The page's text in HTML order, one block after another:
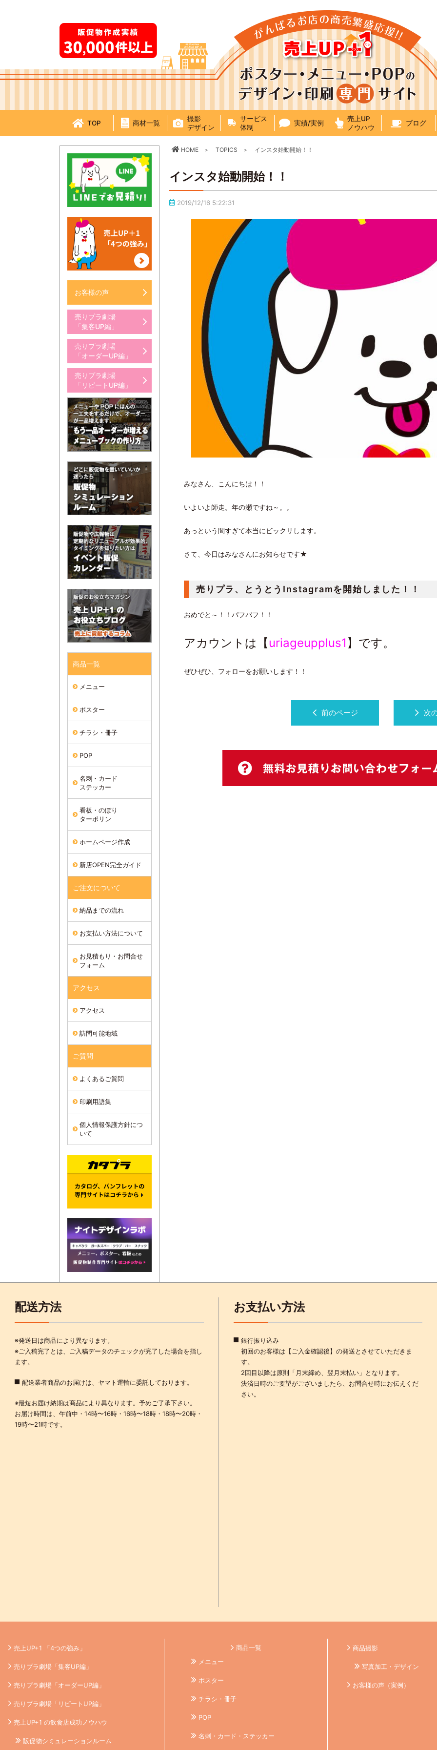
TOP 商材一覧
撮影
デザイン
サービス
体制
実績/実例
売上UP
ノウハウ
ブログ
HOME TOPICS インスタ始動開始！！
インスタ始動開始！！
2019/12/16 5:22:31
みなさん、こんにちは！！
いよいよ師走。年の瀬ですね～。。
あっという間すぎて本当にビックリします。
さて、今日はみなさんにお知らせです★
売りプラ、とうとうInstagramを開始しました！！
おめでと～！！パフパフ！！
アカウントは【uriageupplus1 】です。
ぜひぜひ、フォローをお願いします！！
前のページ 次
お客様の声
売りプラ劇場
「集客UP編」
売りプラ劇場
「オーダーUP編」
売りプラ劇場
「リピートUP編」
商品一覧
メニュー
ポスター
チラシ・冊子
POP
名刺・カード
ステッカー
看板・のぼり
ターポリン
ホームページ作成
新店OPEN完全ガイド
ご注文について
納品までの流れ
お支払い方法について
お見積もり・お問合せ
フォーム
アクセス
アクセス
訪問可能地域
ご質問
よくあるご質問
印刷用語集
個人情報保護方針につ
いて
配送方法
※発送日は商品により異なります。
※ご入稿完了とは、ご入稿データのチェックが完了した場合を指し
ます。
配送業者商品のお届けは、ヤマト運輸に委託しております。
※最短お届け納期は商品により異なります。予めご了承下さい。
お届け時間は、午前中・14時〜16時・16時〜18時・18時〜20時・
19時〜21時です。
お支払い方法
銀行振り込み
初回のお客様は【ご入金確認後】の発送とさせていただきま
す。
2回目以降は原則「月末締め、翌月末払い」となります。
決済日時のご要望がございましたら、お問合せ時にお伝えくだ
さい。
売上UP+1 「4つの強み」
売りプラ劇場「集客UP編」
売りプラ劇場「オーダーUP編」
売りプラ劇場「リピートUP編」
売上UP+1 の飲食店成功ノウハウ
販促物シミュレーションルーム
商品一覧
メニュー
ポスター
チラシ・冊子
POP
名刺・カード・ステッカー
商品撮影
写真加工・デザイン
お客様の声（実例）